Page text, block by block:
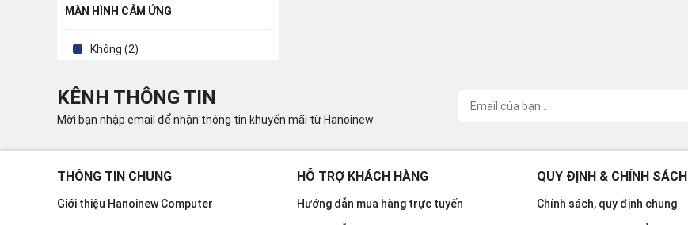
MÀN HÌNH CẢM ỨNG
Không (2)
KÊNH THÔNG TIN
Mời bạn nhập email để nhận thông tin khuyến mãi từ Hanoinew
THÔNG TIN CHUNG
Giới thiệu Hanoinew Computer
HỖ TRỢ KHÁCH HÀNG
Hướng dẫn mua hàng trực tuyến
QUY ĐỊNH & CHÍNH SÁCH
Chính sách, quy định chung